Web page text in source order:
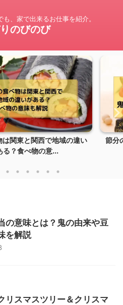
、家で出来るお仕事を紹介。
のびのび
東と関西で地域の違い
食べ物の意...
節分の
の意味とは？鬼の由来や豆
を解説
リスマスツリー＆クリスマ